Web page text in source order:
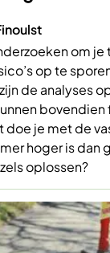
om je
op te
de analyses
bovendien
doe je met de
hoger is dan
oplossen?